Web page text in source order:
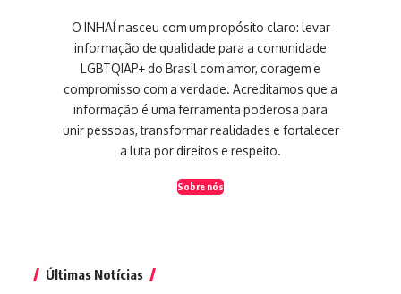
O INHAÍ nasceu com um propósito claro: levar
informação de qualidade para a comunidade
LGBTQIAP+ do Brasil com amor, coragem e
compromisso com a verdade. Acreditamos que a
informação é uma ferramenta poderosa para
unir pessoas, transformar realidades e fortalecer
a luta por direitos e respeito.
Sobre nós
Últimas Notícias